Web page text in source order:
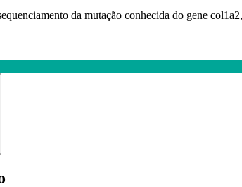
da mutação conhecida do gene